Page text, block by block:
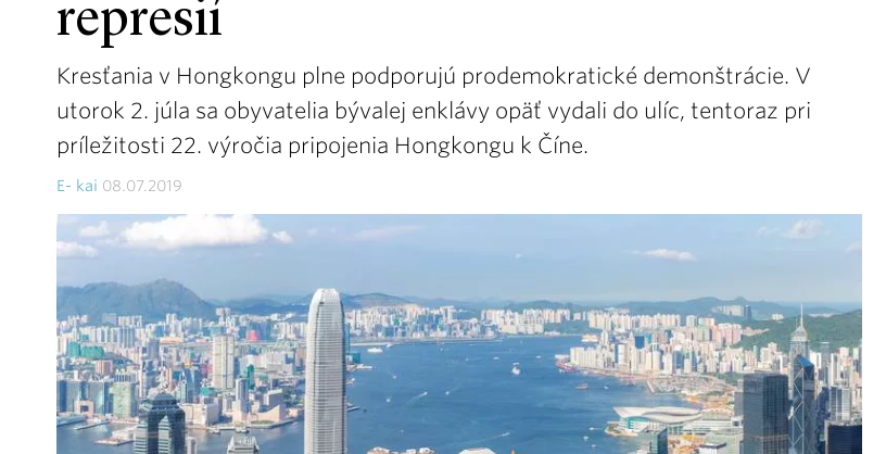
represií
Kresťania v Hongkongu plne podporujú prodemokratické demonštrácie. V
utorok 2. júla sa obyvatelia bývalej enklávy opäť vydali do ulíc, tentoraz pri
príležitosti 22. výročia pripojenia Hongkongu k Číne.
E- kai 08.07.2019